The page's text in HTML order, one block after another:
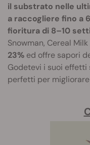
il substrato nelle
a raccogliere fino a
fioritura di 8–10
Snowman, Cereal
23% ed offre sapori
Godetevi i suoi
perfetti per